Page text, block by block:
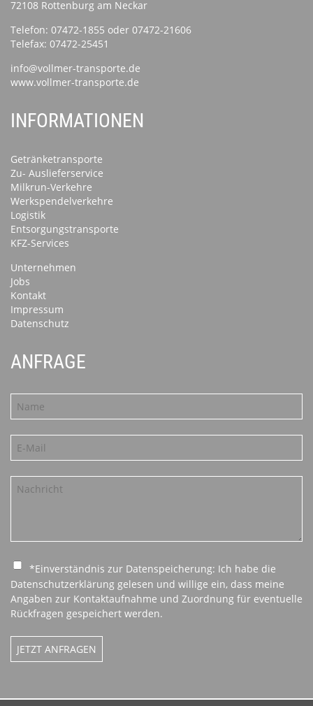
72108 Rottenburg am Neckar
Telefon: 07472-1855 oder 07472-21606
Telefax: 07472-25451
info@vollmer-transporte.de
www.vollmer-transporte.de
INFORMATIONEN
Getränketransporte
Zu- Auslieferservice
Milkrun-Verkehre
Werkspendelverkehre
Logistik
Entsorgungstransporte
KFZ-Services
Unternehmen
Jobs
Kontakt
Impressum
Datenschutz
ANFRAGE
*Einverständnis zur Datenspeicherung: Ich habe die
Datenschutzerklärung gelesen und willige ein, dass meine
Angaben zur Kontaktaufnahme und Zuordnung für eventuelle
Rückfragen gespeichert werden.
JETZT ANFRAGEN